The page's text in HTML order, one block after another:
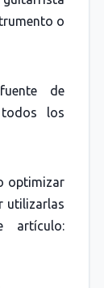
o
de
los
optimizar
utilizarlas
artículo: